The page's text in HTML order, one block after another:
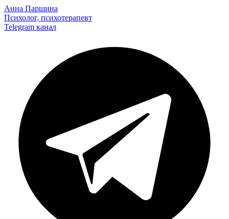
Анна Паршина
Психолог, психотерапевт
Telegram канал